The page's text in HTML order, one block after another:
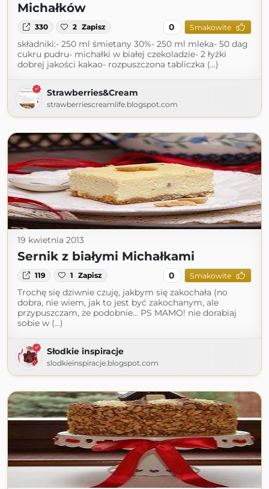
Michałków
330 2 Zapisz 0 Smakowite
składniki:- 250 ml śmietany 30%- 250 ml mleka- 50 dag
cukru pudru- michałki w białej czekoladzie- 2 łyżki
dobrej jakości kakao- rozpuszczona tabliczka (...)
Strawberries&Cream
strawberriescreamlife.blogspot.com
19 kwietnia 2013
Sernik z białymi Michałkami
119 1 Zapisz 0 Smakowite
Trochę się dziwnie czuję, jakbym się zakochała (no
dobra, nie wiem, jak to jest być zakochanym, ale
przypuszczam, że podobnie... PS MAMO! nie dorabiaj
sobie w (...)
Słodkie inspiracje
slodkieinspiracje.blogspot.com